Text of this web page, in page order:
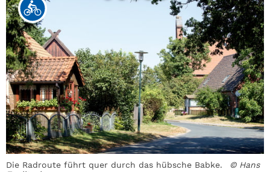
Die Radroute führt quer durch das hübsche Babke.
© Hans